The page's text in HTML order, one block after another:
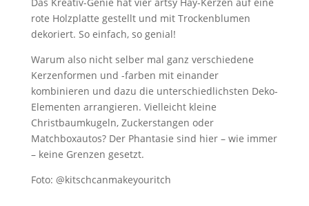
rote Holzplatte gestellt und mit Trockenblumen
dekoriert. So einfach, so genial!
Warum also nicht selber mal ganz verschiedene
Kerzenformen und -farben mit einander
kombinieren und dazu die unterschiedlichsten Deko-
Elementen arrangieren. Vielleicht kleine
Christbaumkugeln, Zuckerstangen oder
Matchboxautos? Der Phantasie sind hier – wie immer
– keine Grenzen gesetzt.
Foto: @kitschcanmakeyouritch